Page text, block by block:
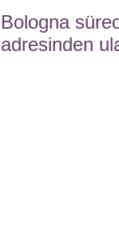
Bologna
adresinden